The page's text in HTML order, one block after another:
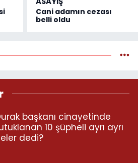
Cani adamın cezası
belli oldu
başkanı cinayetinde
10 şüpheli ayrı ayrı
dedi?